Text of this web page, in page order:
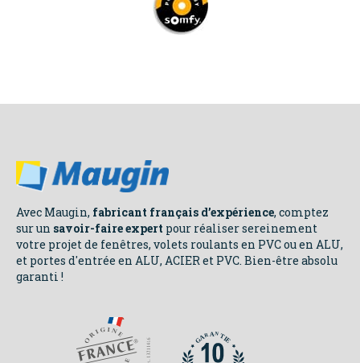
NOS
ENGAGEMENTS
Avec Maugin, fabricant français d’expérience, comptez
sur un savoir-faire expert pour réaliser sereinement
votre projet de fenêtres, volets roulants en PVC ou en ALU,
et portes d'entrée en ALU, ACIER et PVC. Bien-être absolu
garanti !
GA TIE GAR AN TIE